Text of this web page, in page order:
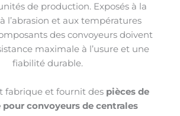
de production. Exposés à la
l’abrasion et aux températures
des convoyeurs doivent
maximale à l’usure et une
fiabilité durable.
fabrique et fournit des pièces de
pour convoyeurs de centrales